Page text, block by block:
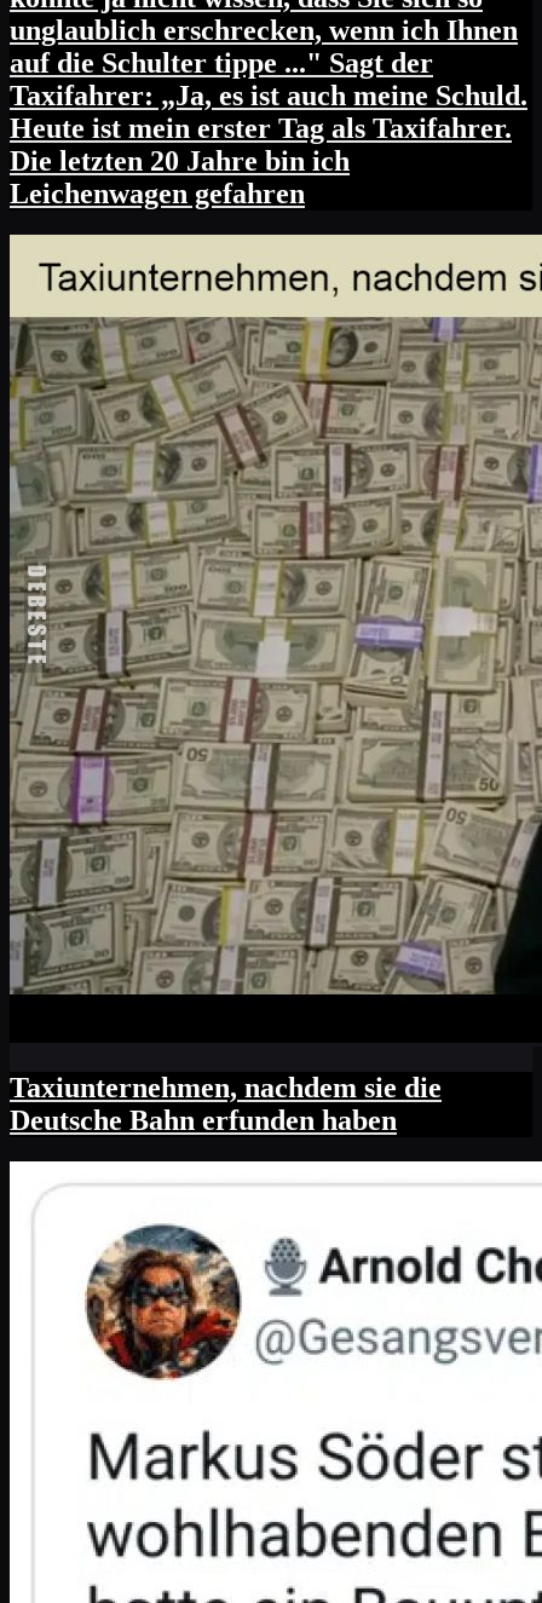
unglaublich erschrecken, wenn ich Ihnen
auf die Schulter tippe ..." Sagt der
Taxifahrer: „Ja, es ist auch meine Schuld.
Heute ist mein erster Tag als Taxifahrer.
Die letzten 20 Jahre bin ich
Leichenwagen gefahren
Taxiunternehmen, nachdem sie die
Deutsche Bahn erfunden haben